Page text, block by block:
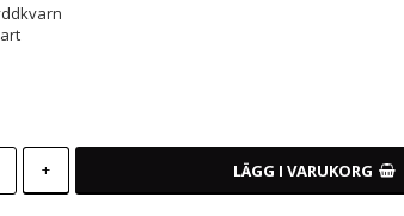
+ LÄGG I VARUKORG